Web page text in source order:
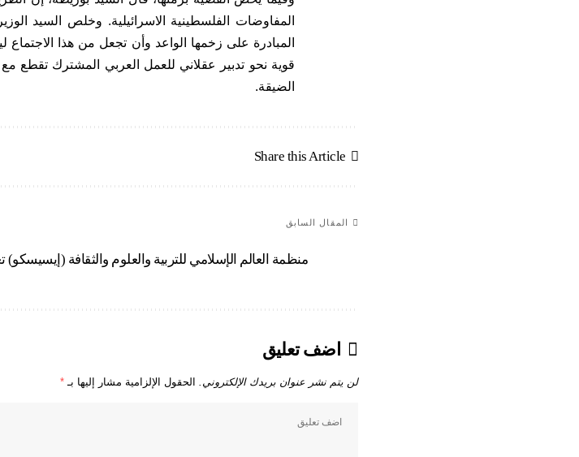
المفاوضات الفلسطينية الاسرائيلية. وخلص السيد
المبادرة على زخمها الواعد وأن تجعل من هذا
قوية نحو تدبير عقلاني للعمل العربي المشترك تقطع
الضيقة.
Share this Article
المقال السابق
منظمة العالم الإسلامي للتربية والعلوم والثقافة
اضف تعليق
لن يتم نشر عنوان بريدك الإلكتروني. الحقول الإلزامية مشار إليها بـ *